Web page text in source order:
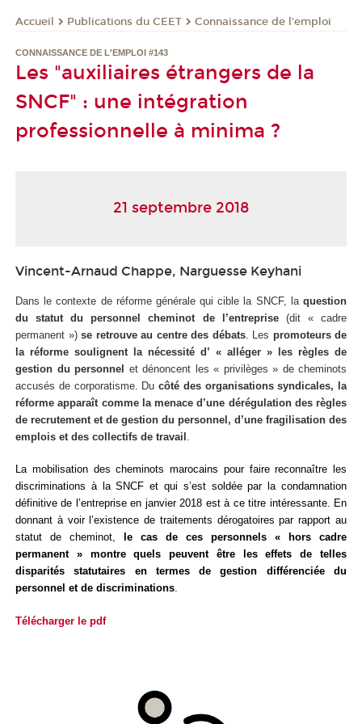
Accueil Publications du CEET Connaissance de l'emploi
CONNAISSANCE DE L'EMPLOI #143
Les "auxiliaires étrangers de la
SNCF" : une intégration
professionnelle à minima ?
21 septembre 2018
Vincent-Arnaud Chappe, Narguesse Keyhani
Dans le contexte de réforme générale qui cible la SNCF, la question
du statut du personnel cheminot de l’entreprise(dit « cadre
permanent ») se retrouve au centre des débats. Les promoteurs de
la réforme soulignent la nécessité d’ « alléger » les règles de
gestion du personnel et dénoncent les « privilèges » de cheminots
accusés de corporatisme. Du côté des organisations syndicales, la
réforme apparaît comme la menace d’une dérégulation des règles
de recrutement et de gestion du personnel, d’une fragilisation des
emplois et des collectifs de travail
La mobilisation des cheminots marocains pour faire reconnaître les
discriminations à la SNCF et qui s’est soldée par la condamnation
définitive de l’entreprise en janvier 2018 est à ce titre intéressante. En
donnant à voir l’existence de traitements dérogatoires par rapport au
statut de cheminot,
le cas de ces personnels « hors cadre
permanent » montre quels peuvent être les effets de telles
disparités statutaires en termes de gestion différenciée du
personnel et de discriminations.
Télécharger le pdf